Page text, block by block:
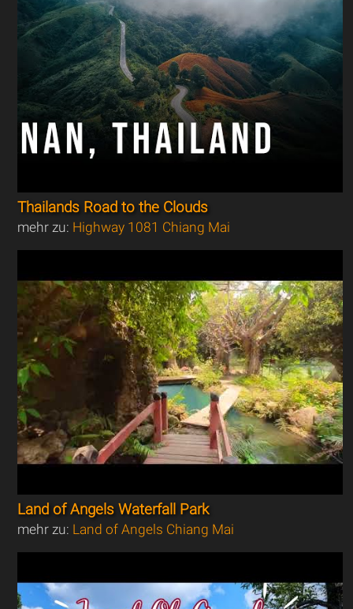
Thailands Road to the Clouds
mehr zu: Highway 1081 Chiang Mai
Land of Angels Waterfall Park
mehr zu: Land of Angels Chiang Mai